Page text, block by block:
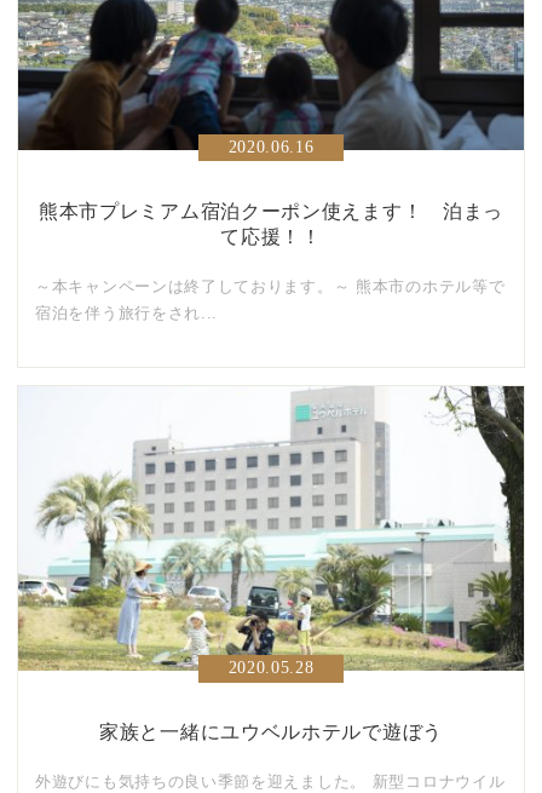
熊本市プレミアム宿泊クーポン使えます！ 泊まっ
て応援！！
2020.06.16
～本キャンペーンは終了しております。～ 熊本市のホテル等で
宿泊を伴う旅行をされ...
家族と一緒にユウベルホテルで遊ぼう
2020.05.28
外遊びにも気持ちの良い季節を迎えました。 新型コロナウイル